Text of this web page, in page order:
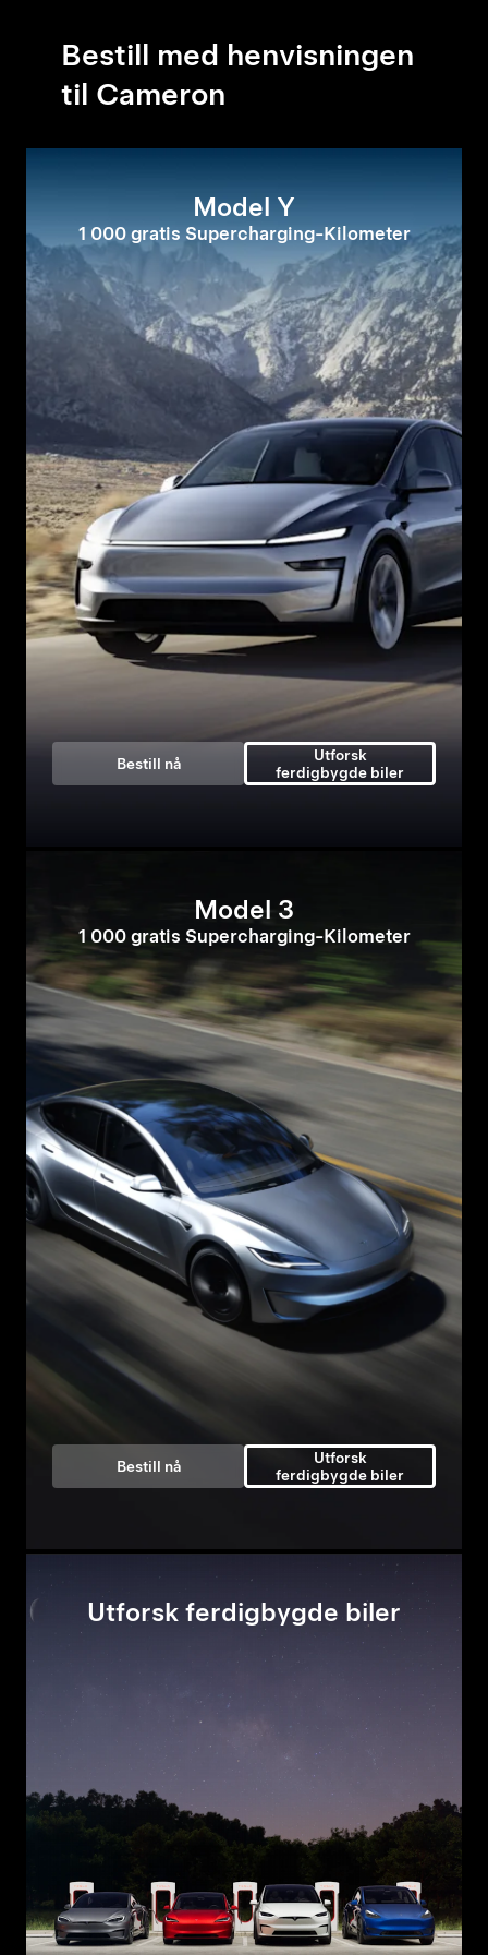
Bestill med henvisningen
til Cameron
Model Y
1 000 gratis Supercharging-Kilometer
Bestill nå
Utforsk
ferdigbygde biler
Model 3
1 000 gratis Supercharging-Kilometer
Bestill nå
Utforsk
ferdigbygde biler
Utforsk ferdigbygde biler